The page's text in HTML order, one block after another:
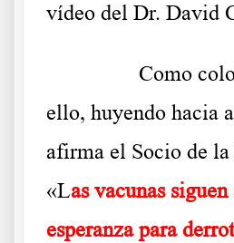
vídeo del Dr. David
Como
ello, huyendo hacia
afirma el Socio de
«Las vacunas
esperanza para